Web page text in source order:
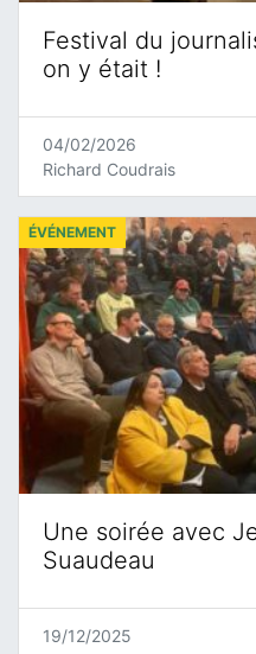
Festival du
on y était !
04/02/2026
Richard Coudrais
Une soirée avec
Suaudeau
ÉVÉNEMENT
19/12/2025